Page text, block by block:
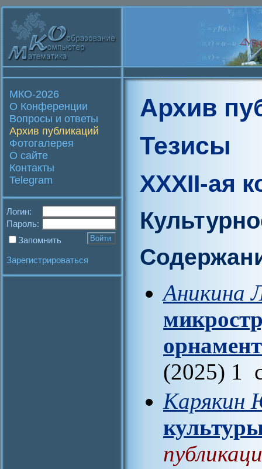
МКО-2026
О Конференции
Вопросы и ответы
Архив публикаций
Фотогалерея
О сайте
Контакты
Telegram
Логин:
Пароль:
Запомнить
Зарегистрироваться
Архив
Тезисы
XXXII-ая
Аникина
(2025) 1
Карякин